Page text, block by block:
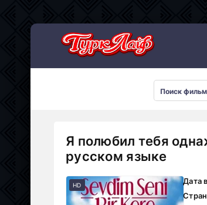
Я полюбил тебя
русском языке
HD Дата
Сериалы 2026